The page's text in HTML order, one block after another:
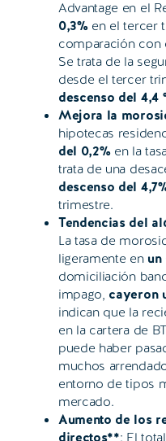
Advantage en el
0,3%en el tercer
comparación con
Se trata de la
desde el tercer
descenso del 4,4
Mejora la
hipotecas
del 0,2%en la
trata de una
descenso del
trimestre.
Tendencias del
La tasa de
ligeramente en
domiciliación
impago, cayeron
indican que la
en la cartera de
puede haber
muchos
entorno de tipos
mercado.
Aumento de los
directos**: El